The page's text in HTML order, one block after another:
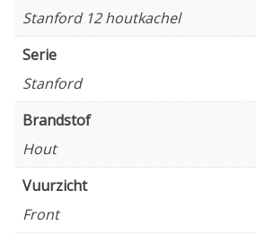
Stanford 12 houtkachel
Serie
Stanford
Brandstof
Hout
Vuurzicht
Front